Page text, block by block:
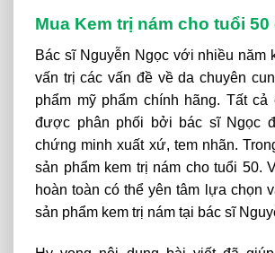
Mua Kem trị nám cho tuổi
Bác sĩ Nguyễn Ngọc với nhiều năm
vấn trị các vấn đề về da chuyên
phẩm mỹ phẩm chính hãng. Tất cả
được phân phối bởi bác sĩ Ngọc
chứng minh xuất xứ, tem nhãn.
sản phẩm kem trị nám cho tuổi 50.
hoàn toàn có thể yên tâm lựa chọn
sản phẩm kem trị nám tại bác sĩ